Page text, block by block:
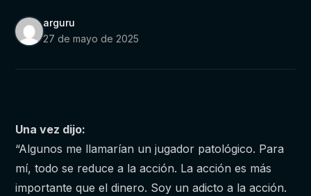
arguru
27 de mayo de 2025
Una vez dijo:
“Algunos me llamarían un jugador patológico. Para
mí, todo se reduce a la acción. La acción es más
importante que el dinero. Soy un adicto a la acción.